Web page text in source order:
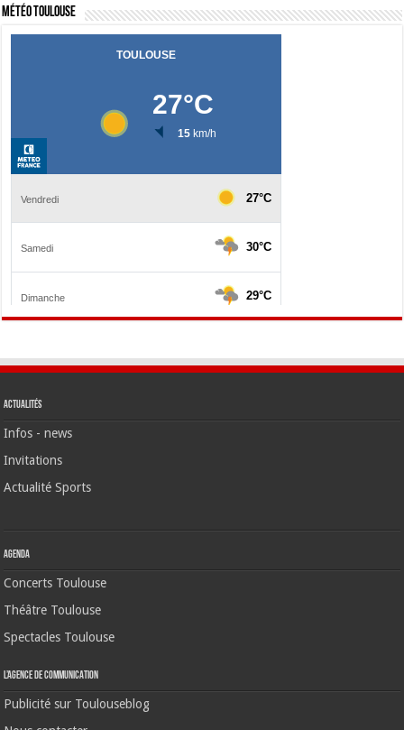
Météo Toulouse
Actualités
Infos - news
Invitations
Actualité Sports
Agenda
Concerts Toulouse
Théâtre Toulouse
Spectacles Toulouse
L’agence de communication
Publicité sur Toulouseblog